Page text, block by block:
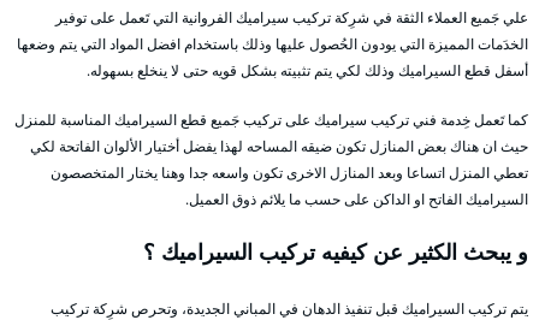
علي جَميع العملاء الثقة في شرِكة تركيب سيراميك الفروانية التي تَعمل على توفير
الخدَمات المميزة التي يودون الحُصول عليها وذلك باستخدام افضل المواد التي يتم وضعها
أسفل قطع السيراميك وذلك لكي يتم تثبيته بشكل قويه حتى لا ينخلع بسهوله.
كما تَعمل خِدمة فني تركيب سيراميك على تركيب جَميع قطع السيراميك المناسبة للمنزل
حيث ان هناك بعض المنازل تكون ضيقه المساحه لهذا يفضل أختيار الألوان الفاتحة لكي
تعطي المنزل اتساعا وبعد المنازل الاخرى تكون واسعه جدا وهنا يختار المتخصصون
السيراميك الفاتح او الداكن على حسب ما يلائم ذوق العميل.
و يبحث الكثير عن كيفيه تركيب السيراميك ؟
يتم تركيب السيراميك قبل تنفيذ الدهان في المباني الجديدة، وتحرص شرِكة تركيب